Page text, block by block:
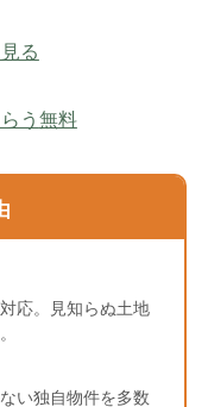
る
う無料
応。見知らぬ土地
い独自物件を多数